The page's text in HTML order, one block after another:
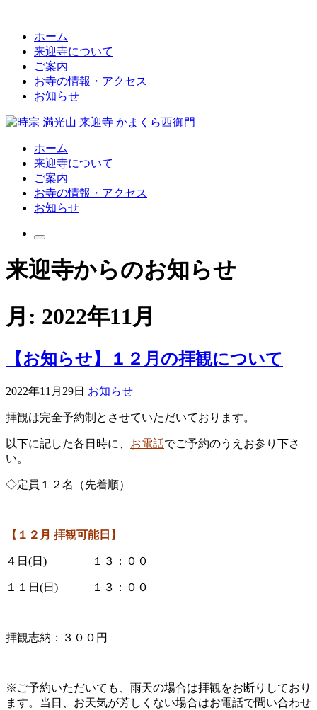
ホーム
来迎寺について
ご案内
お寺の情報・アクセス
お知らせ
ホーム
来迎寺について
ご案内
お寺の情報・アクセス
お知らせ
来迎寺からのお知らせ
月: 2022年11月
【お知らせ】１２月の拝観について
2022年11月29日 お知らせ
拝観は完全予約制とさせていただいております。
以下に記した各日時に、 お電話でご予約のうえお参り下さ
い。
◇定員１２名（先着順）
【１２ 月 拝観可能日】
４日(日) １３：００
１１日(日) １３：００
拝観志納：３００円
※ご予約いただいても、雨天の場合は拝観をお断りしており
ます。当日、お天気が芳しくない場合はお電話で問い合わせ